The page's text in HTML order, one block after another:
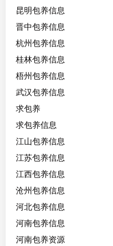
昆明包养信息
晋中包养信息
杭州包养信息
桂林包养信息
梧州包养信息
武汉包养信息
求包养
求包养信息
江山包养信息
江苏包养信息
江西包养信息
沧州包养信息
河北包养信息
河南包养信息
河南包养资源